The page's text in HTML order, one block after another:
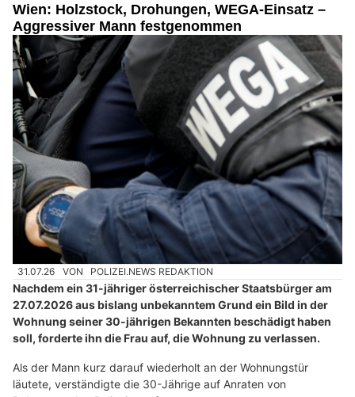
Wien: Holzstock, Drohungen, WEGA-Einsatz –
Aggressiver Mann festgenommen
31.07.26 VON POLIZEI.NEWS REDAKTION
Nachdem ein 31-jähriger österreichischer Staatsbürger am
27.07.2026 aus bislang unbekanntem Grund ein Bild in der
Wohnung seiner 30-jährigen Bekannten beschädigt haben
soll, forderte ihn die Frau auf, die Wohnung zu verlassen.
Als der Mann kurz darauf wiederholt an der Wohnungstür
läutete, verständigte die 30-Jährige auf Anraten von